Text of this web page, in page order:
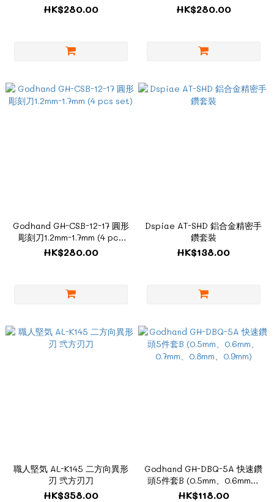
set)
HK$280.00
set)
HK$280.00
Godhand GH-CSB-12-17 圓形
彫刻刀1.2mm-1.7mm (4 pcs
set)
HK$280.00
Dspiae AT-SHD 鋁合金精密手
鑽套裝
HK$138.00
職人堅気 AL-K145 二方向異形
刃 弐方刃刀
HK$358.00
Godhand GH-DBQ-5A 快速鑽
頭5件套B (0.5mm、0.6mm、
0.7mm、0.8mm、0.9mm)
HK$118.00